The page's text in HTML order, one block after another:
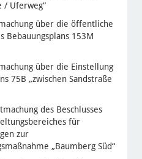
/ Uferweg“
über die öffentliche
Bebauungsplans 153M
über die Einstellung
75B „zwischen Sandstraße
des Beschlusses
für
zur
„Baumberg Süd“